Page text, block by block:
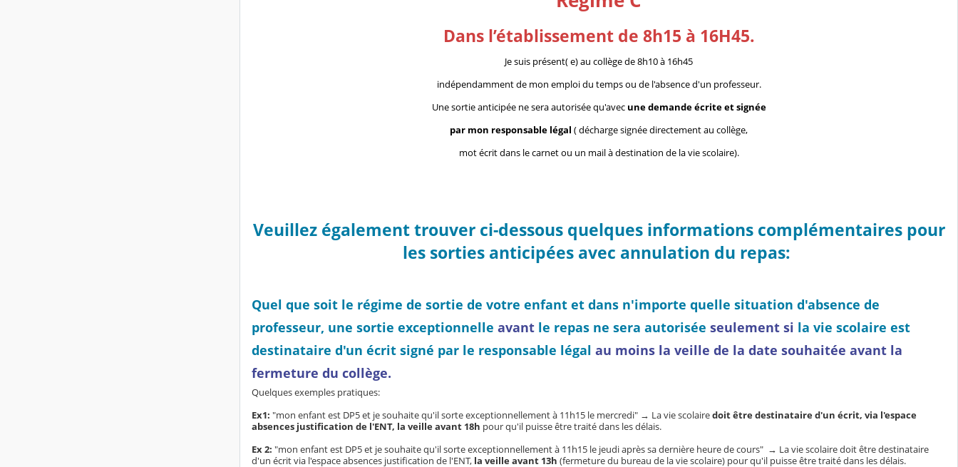
Dans l’établissement de 8h15 à 16H45.
Je suis présent( e) au collège de 8h10 à 16h45
indépendamment de mon emploi du temps ou de l'absence d'un professeur.
Une sortie anticipée ne sera autorisée qu'avec une demande écrite et signée
par mon responsable légal ( décharge signée directement au collège,
mot écrit dans le carnet ou un mail à destination de la vie scolaire).
Veuillez également trouver ci-dessous quelques informations complémentaires pour
les sorties anticipées avec annulation du repas:
Quel que soit le régime de sortie de votre enfant et dans n'importe quelle situation d'absence de
professeur, une sortie exceptionnelle avant le repas ne sera autorisée seulement si la vie scolaire est
destinataire d'un écrit signé par le responsable légal au moins la veille de la date souhaitée avant la
fermeture du collège.
Quelques exemples pratiques:
Ex1: "mon enfant est DP5 et je souhaite qu'il sorte exceptionnellement à 11h15 le mercredi" → La vie scolairedoit être destinataire d'un écrit, via l'espace
absences justification de l'ENT, la veille avant 18h pour qu'il puisse être traité dans les délais.
Ex 2: "mon enfant est DP5 et je souhaite qu'il sorte exceptionnellement à 11h15 le jeudi après sa dernière heure de cours" → La vie scolaire doit être destinataire
d'un écrit via l'espace absences justification de l'ENT, la veille avant 13h (fermeture du bureau de la vie scolaire) pour qu'il puisse être traité dans les délais.